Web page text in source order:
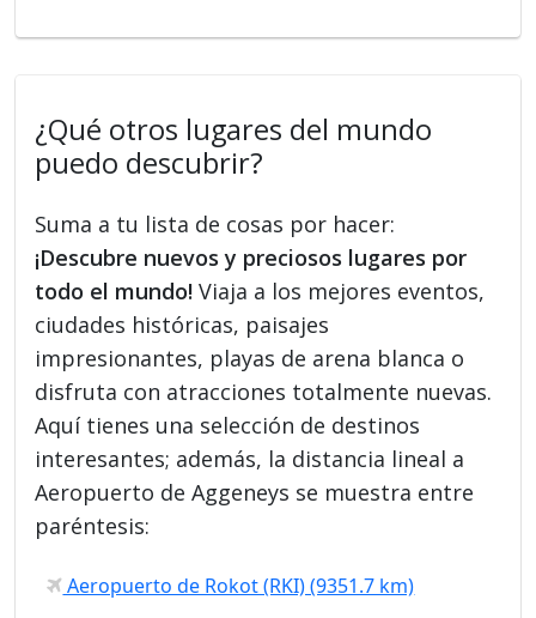
¿Qué otros lugares del mundo
puedo descubrir?
Suma a tu lista de cosas por hacer:
¡Descubre nuevos y preciosos lugares por
todo el mundo! Viaja a los mejores eventos,
ciudades históricas, paisajes
impresionantes, playas de arena blanca o
disfruta con atracciones totalmente nuevas.
Aquí tienes una selección de destinos
interesantes; además, la distancia lineal a
Aeropuerto de Aggeneys se muestra entre
paréntesis:
Aeropuerto de Rokot (RKI) (9351.7 km)